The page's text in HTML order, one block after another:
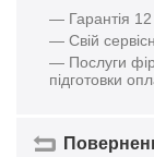
— Гарантія 12
— Свій
— Послуги
підготовки